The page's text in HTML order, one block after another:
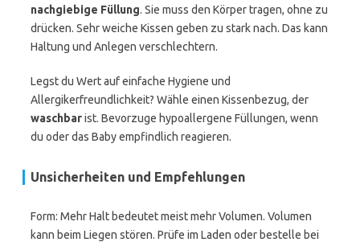
nachgiebige Füllung. Sie muss den Körper tragen, ohne zu
drücken. Sehr weiche Kissen geben zu stark nach. Das kann
Haltung und Anlegen verschlechtern.
Legst du Wert auf einfache Hygiene und
Allergikerfreundlichkeit? Wähle einen Kissenbezug, der
waschbarist. Bevorzuge hypoallergene Füllungen, wenn
du oder das Baby empfindlich reagieren.
Unsicherheiten und Empfehlungen
Form: Mehr Halt bedeutet meist mehr Volumen. Volumen
kann beim Liegen stören. Prüfe im Laden oder bestelle bei